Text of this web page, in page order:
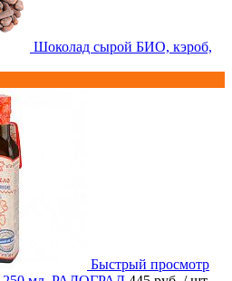
Шоколад сырой БИО, кэроб,
Быстрый просмотр